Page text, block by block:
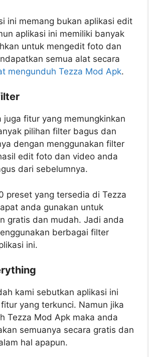
ini memang bukan aplikasi edit
aplikasi ini memiliki banyak
untuk mengedit foto dan
semua alat secara
mengunduh Tezza Mod Apk.
juga fitur yang memungkinkan
pilihan filter bagus dan
dengan menggunakan filter
edit foto dan video anda
dari sebelumnya.
preset yang tersedia di Tezza
anda gunakan untuk
gratis dan mudah. Jadi anda
berbagai filter
ini.
kami sebutkan aplikasi ini
yang terkunci. Namun jika
Tezza Mod Apk maka anda
semuanya secara gratis dan
hal apapun.